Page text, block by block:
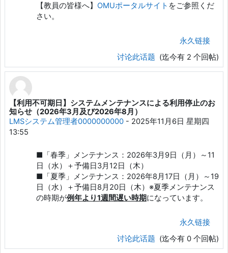
【教員の皆様へ】 OMUポータルサイト をご参照くだ
さい。
永久链接
讨论此话题 (迄今有 2 个回帖)
【利用不可期日】システムメンテナンスによる利用停止のお
知らせ（2026年3月及び2026年8月）
LMSシステム管理者0000000000 - 2025年11月6日 星期四
13:55
■「春季」メンテナンス：2026年3月9日（月）～11
日（水）＋予備日3月12日（木）
■「夏季」メンテナンス：2026年8月17日（月）～19
日（水）＋予備日8月20日（木）※夏季メンテナンス
の時期が例年より1週間遅い時期になっています。
永久链接
讨论此话题 (迄今有 0 个回帖)